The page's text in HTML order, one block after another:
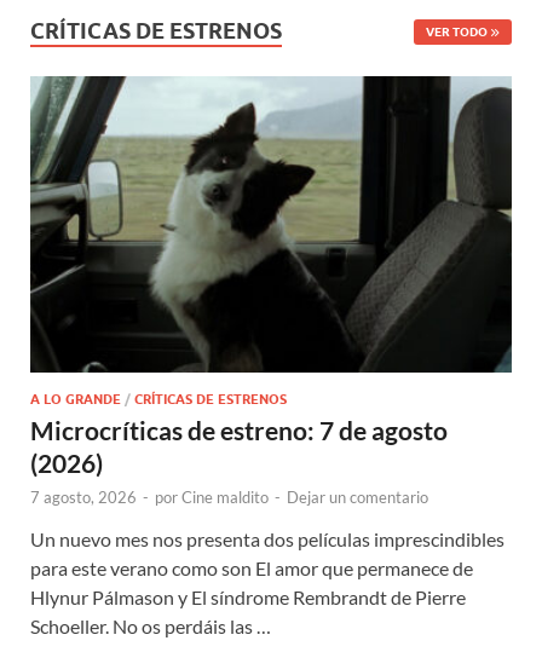
CRÍTICAS DE ESTRENOS VER TODO
A LO GRANDE / CRÍTICAS DE ESTRENOS
Microcríticas de estreno: 7 de agosto
(2026)
7 agosto, 2026 - porCine maldito - Dejar un comentario
Un nuevo mes nos presenta dos películas imprescindibles
para este verano como son El amor que permanece de
Hlynur Pálmason y El síndrome Rembrandt de Pierre
Schoeller. No os perdáis las …